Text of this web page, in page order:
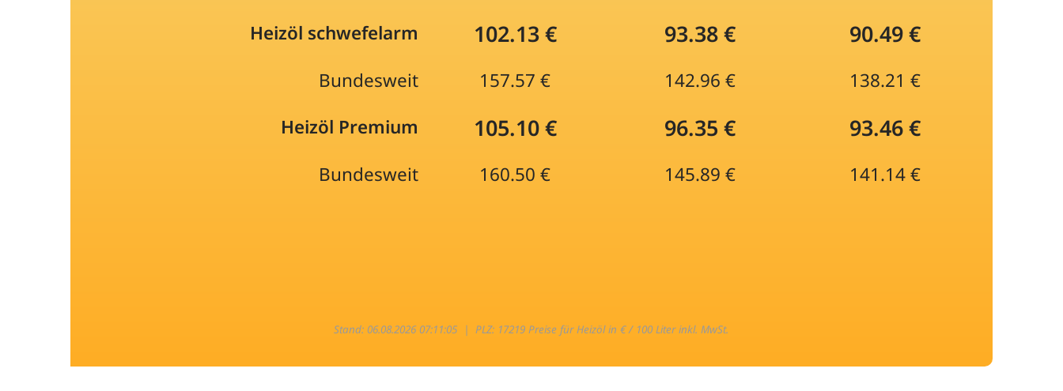
Heizöl schwefelarm
102.13 € 93.38 € 90.49 €
Bundesweit 157.57 € 142.96 €
138.21 €
Heizöl Premium
105.10 € 96.35 € 93.46 €
Bundesweit 160.50 € 145.89 € 141.14 €
Stand: 06.08.2026 07:11:05 |PLZ: 17219 Preise für Heizöl in € / 100 Liter inkl. MwSt.